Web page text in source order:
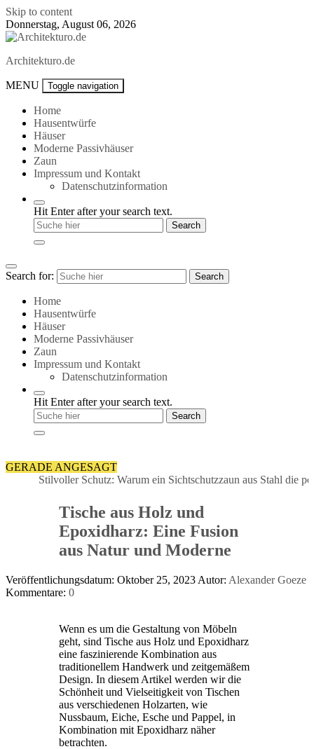
Skip to content
Donnerstag, August 06, 2026
Architekturo.de
MENU Toggle navigation
Home
Hausentwürfe
Häuser
Moderne Passivhäuser
Zaun
Impressum und Kontakt
Datenschutzinformation
Hit Enter after your search text.
Search for: Search
Home
Hausentwürfe
Häuser
Moderne Passivhäuser
Zaun
Impressum und Kontakt
Datenschutzinformation
Hit Enter after your search text.
GERADE ANGESAGT
Stilvoller Schutz: Warum ein Sichtschutzzaun aus Stahl die
Tische aus Holz und
Epoxidharz: Eine Fusion
aus Natur und Moderne
Veröffentlichungsdatum: Oktober 25, 2023 Autor: Alexander Goeze
Kommentare: 0
Wenn es um die Gestaltung von Möbeln
geht, sind Tische aus Holz und Epoxidharz
eine faszinierende Kombination aus
traditionellem Handwerk und zeitgemäßem
Design. In diesem Artikel werden wir die
Schönheit und Vielseitigkeit von Tischen
aus verschiedenen Holzarten, wie
Nussbaum, Eiche, Esche und Pappel, in
Kombination mit Epoxidharz näher
betrachten.